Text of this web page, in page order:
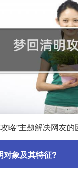
略”主题解决网友的
对象及其特征?